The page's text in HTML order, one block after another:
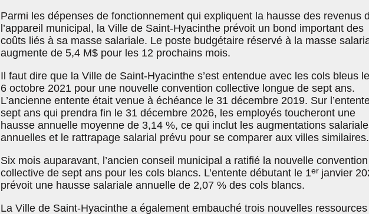
Parmi les dépenses de fonctionnement qui expliquent la hausse des revenus
l’appareil municipal, la Ville de Saint-Hyacinthe prévoit un bond important des
coûts liés à sa masse salariale. Le poste budgétaire réservé à la masse
augmente de 5,4 M$ pour les 12 prochains mois.
Il faut dire que la Ville de Saint-Hyacinthe s’est entendue avec les cols bleus le
6 octobre 2021 pour une nouvelle convention collective longue de sept ans.
L’ancienne entente était venue à échéance le 31 décembre 2019. Sur
sept ans qui prendra fin le 31 décembre 2026, les employés toucheront une
hausse annuelle moyenne de 3,14 %, ce qui inclut les augmentations
annuelles et le rattrapage salarial prévu pour se comparer aux villes similaires.
Six mois auparavant, l’ancien conseil municipal a ratifié la nouvelle convention
collective de sept ans pour les cols blancs. L’entente débutant le 1er janvier
prévoit une hausse salariale annuelle de 2,07 % des cols blancs.
La Ville de Saint-Hyacinthe a également embauché trois nouvelles ressources